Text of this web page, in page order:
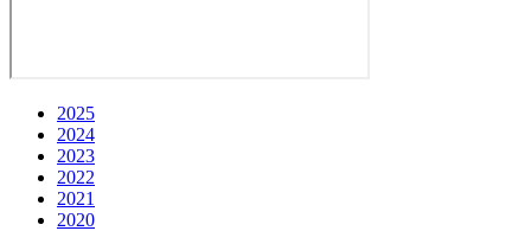
2025
2024
2023
2022
2021
2020